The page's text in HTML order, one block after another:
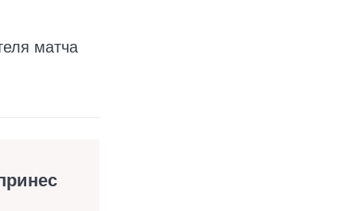
матча